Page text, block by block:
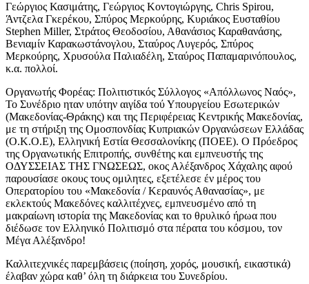
Γεώργιος Κασιμάτης, Γεώργιος Κοντογιώργης, Chris Spirou,
Άντζελα Γκερέκου, Σπύρος Μερκούρης, Κυριάκος Ευσταθίου
Stephen Miller, Στράτος Θεοδοσίου, Αθανάσιος Καραθανάσης,
Βενιαμίν Καρακωστάνογλου, Σταύρος Λυγερός, Σπύρος
Μερκούρης, Χρυσούλα Παλιαδέλη, Σταύρος Παπαμαρινόπουλος,
κ.α. πολλοί.
Οργανωτής Φορέας: Πολιτιστικός Σύλλογος «Απόλλωνος Ναός»,
Το Συνέδριο ηταν υπότην αιγίδα τού Υπουργείου Εσωτερικών
(Μακεδονίας-Θράκης) και της Περιφέρειας Κεντρικής Μακεδονίας,
με τη στήριξη της Ομοσπονδίας Κυπριακών Οργανώσεων Ελλάδας
(Ο.Κ.Ο.Ε), Ελληνική Εστία Θεσσαλονίκης (ΠΟΕΕ). Ο Πρόεδρος
της Οργανωτικής Επιτροπής, συνθέτης και εμπνευστής της
ΟΔΥΣΣΕΙΑΣ ΤΗΣ ΓΝΩΣΕΩΣ, οκος Αλέξανδρος Χάχαλης αφού
παρουσίασε οκους τους ομιλητες, εξετέλεσε έν μέρος του
Οπερατορίου του «Μακεδονία / Κεραυνός Αθανασίας», με
εκλεκτούς Μακεδόνες καλλιτέχνες, εμπνευσμένο από τη
μακραίωνη ιστορία της Μακεδονίας και το θρυλικό ήρωα που
διέδωσε τον Ελληνικό Πολιτισμό στα πέρατα του κόσμου, τον
Μέγα Αλέξανδρο!
Καλλιτεχνικές παρεμβάσεις (ποίηση, χορός, μουσική, εικαστικά)
έλαβαν χώρα καθ’ όλη τη διάρκεια του Συνεδρίου.